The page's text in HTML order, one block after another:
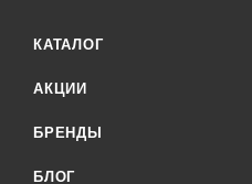
КАТАЛОГ
АКЦИИ
БРЕНДЫ
БЛОГ